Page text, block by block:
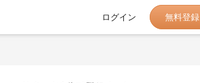
ログイン 無料登録